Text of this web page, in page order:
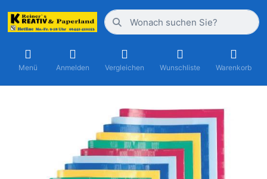
Menü Anmelden Vergleichen Wunschliste Warenkorb